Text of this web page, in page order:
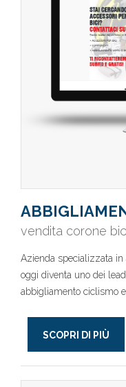
vendita corone
Azienda specializzata in
oggi diventa uno dei
abbigliamento ciclismo e
SCOPRI DI PIÙ